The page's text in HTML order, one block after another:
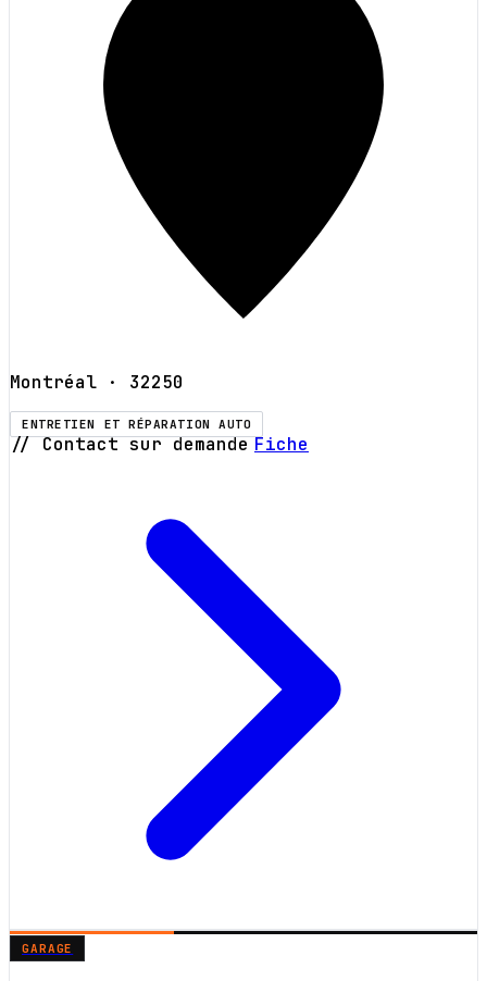
Montréal · 32250
ENTRETIEN ET RÉPARATION AUTO
// Contact sur demande Fiche
GARAGE